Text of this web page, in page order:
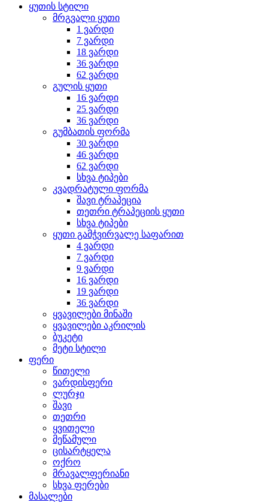
ყუთის სტილი
მრგვალი ყუთი
1 ვარდი
7 ვარდი
18 ვარდი
36 ვარდი
62 ვარდი
გულის ყუთი
16 ვარდი
25 ვარდი
36 ვარდი
გუმბათის ფორმა
30 ვარდი
46 ვარდი
62 ვარდი
სხვა ტიპები
კვადრატული ფორმა
შავი ტრაპეცია
თეთრი ტრაპეციის ყუთი
სხვა ტიპები
ყუთი გამჭვირვალე საფარით
4 ვარდი
7 ვარდი
9 ვარდი
16 ვარდი
19 ვარდი
36 ვარდი
ყვავილები მინაში
ყვავილები აკრილის
ბუკეტი
მეტი სტილი
ფერი
წითელი
ვარდისფერი
ლურჯი
შავი
თეთრი
ყვითელი
მეწამული
ცისარტყელა
ოქრო
მრავალფერიანი
სხვა ფერები
მასალები